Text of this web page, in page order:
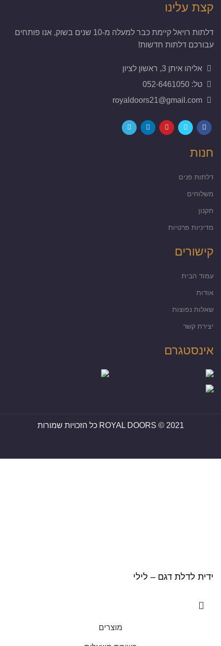
קצת עלינו
דלתות רויאל קיימת כבר למעלה מ-10 שנים בשוק, אנו פותחים
עבורכם דלתות חדשות!
אליהו איתן 3, ראשון לציון
טל: 052-6461050
חנות
דלתות פנים
משלוחים
תקנון
מדיניות פרטיות
קישורים
עמוד הבית
אודות
שאלות נפוצות
יצירת קשר
אינסטגרם
ROYAL DOORS © 2021 כל הזכויות שמורות
ידית לדלת דגם – לילי
מוצרים